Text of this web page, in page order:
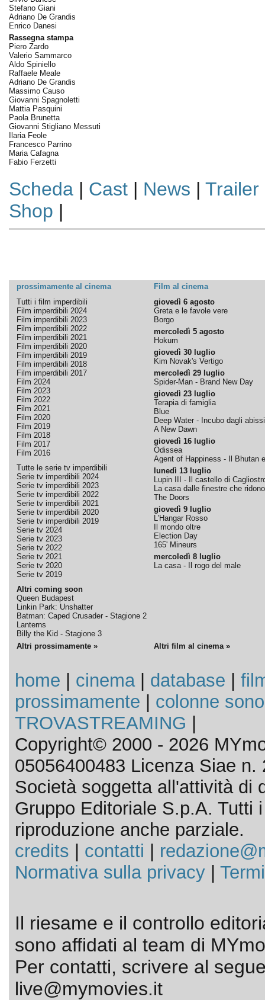
Stefano Giani
Adriano De Grandis
Enrico Danesi
Rassegna stampa
Piero Zardo
Valerio Sammarco
Aldo Spiniello
Raffaele Meale
Adriano De Grandis
Massimo Causo
Giovanni Spagnoletti
Mattia Pasquini
Paola Brunetta
Giovanni Stigliano Messuti
Ilaria Feole
Francesco Parrino
Maria Cafagna
Fabio Ferzetti
Scheda| Cast| News | Trailer
Shop |
prossimamente al cinema
Film al cinema
Tutti i film imperdibili
Film imperdibili 2024
Film imperdibili 2023
Film imperdibili 2022
Film imperdibili 2021
Film imperdibili 2020
Film imperdibili 2019
Film imperdibili 2018
Film imperdibili 2017
Film 2024
Film 2023
Film 2022
Film 2021
Film 2020
Film 2019
Film 2018
Film 2017
Film 2016
Tutte le serie tv imperdibili
Serie tv imperdibili 2024
Serie tv imperdibili 2023
Serie tv imperdibili 2022
Serie tv imperdibili 2021
Serie tv imperdibili 2020
Serie tv imperdibili 2019
Serie tv 2024
Serie tv 2023
Serie tv 2022
Serie tv 2021
Serie tv 2020
Serie tv 2019
Altri coming soon
Queen Budapest
Linkin Park: Unshatter
Batman: Caped Crusader - Stagione 2
Lanterns
Billy the Kid - Stagione 3
giovedì 6 agosto
Greta e le favole vere
Borgo
mercoledì 5 agosto
Hokum
giovedì 30 luglio
Kim Novak's Vertigo
mercoledì 29 luglio
Spider-Man - Brand New Day
giovedì 23 luglio
Terapia di famiglia
Blue
Deep Water - Incubo dagli abissi
A New Dawn
giovedì 16 luglio
Odissea
Agent of Happiness - Il Bhutan
lunedì 13 luglio
Lupin III - Il castello di
La casa dalle finestre che ridono
The Doors
giovedì 9 luglio
L'Hangar Rosso
Il mondo oltre
Election Day
165' Mineurs
mercoledì 8 luglio
La casa - Il rogo del male
Altri prossimamente » Altri film al cinema »
home cinema| database
prossimamente
colonne
TROVASTREAMING
Copyright© 2000 - 2026
05056400483 Licenza Siae n.
Società soggetta all'attività di
Gruppo Editoriale S.p.A. Tutti
riproduzione anche parziale.
credits
contatti
Normativa sulla privacy|
Il riesame e il controllo
sono affidati al team di
Per contatti, scrivere al
live@mymovies.it